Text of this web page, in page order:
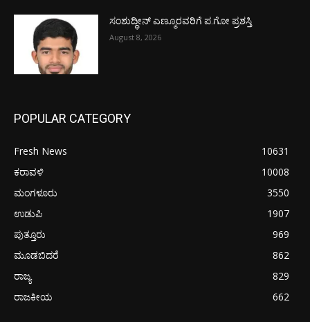
ಸಂಶುದ್ಧೀನ್ ಎಣ್ಮೂರವರಿಗೆ ಪ.ಗೋ ಪ್ರಶಸ್ತಿ
August 8, 2026
POPULAR CATEGORY
Fresh News
10631
ಕರಾವಳಿ
10008
ಮಂಗಳೂರು
3550
ಉಡುಪಿ
1907
ಪುತ್ತೂರು
969
ಮೂಡಬಿದರೆ
862
ರಾಜ್ಯ
829
ರಾಜಕೀಯ
662